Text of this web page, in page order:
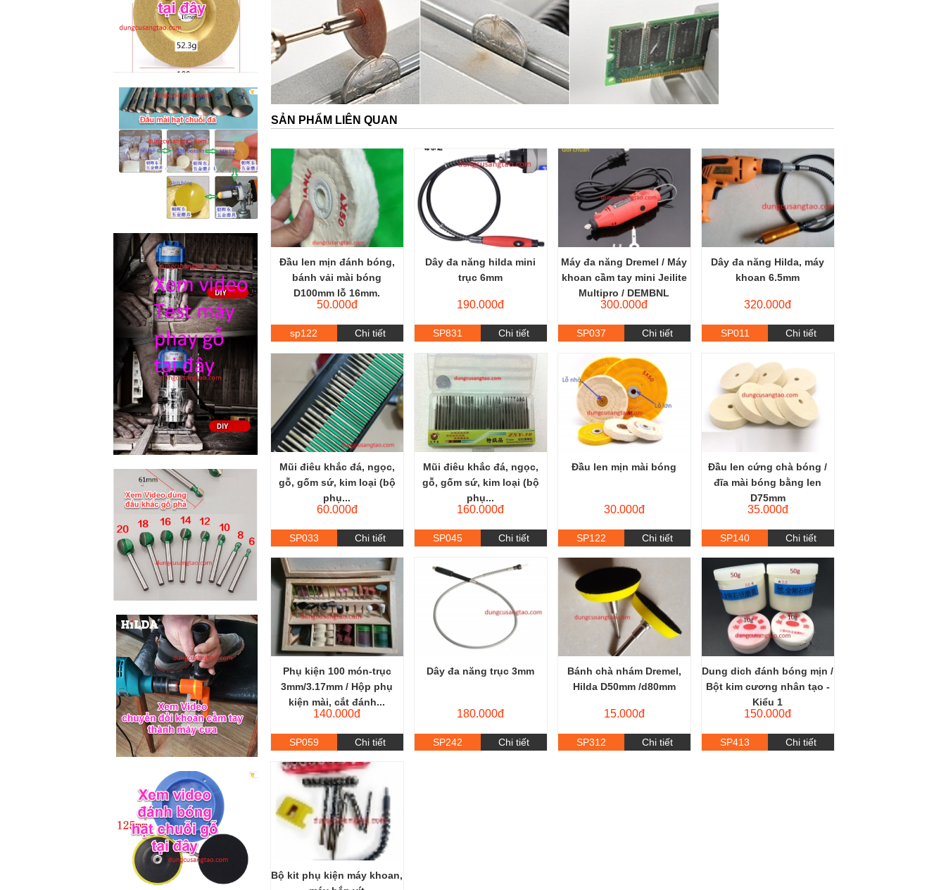
SẢN PHẨM LIÊN QUAN
Đầu len mịn đánh bóng,
bánh vải mài bóng
D100mm lỗ 16mm.
50.000đ
sp122 Chi tiết
Dây đa năng hilda mini
trục 6mm
190.000đ
SP831 Chi tiết
Máy đa năng Dremel / Máy
khoan cầm tay mini Jeilite
Multipro / DEMBNL
300.000đ
SP037 Chi tiết
Dây đa năng Hilda, máy
khoan 6.5mm
320.000đ
SP011 Chi tiết
Mũi điêu khắc đá, ngọc,
gỗ, gốm sứ, kim loại (bộ
phụ...
60.000đ
SP033 Chi tiết
Mũi điêu khắc đá, ngọc,
gỗ, gốm sứ, kim loại (bộ
phụ...
160.000đ
SP045 Chi tiết
Đầu len mịn mài bóng
30.000đ
SP122 Chi tiết
Đầu len cứng chà bóng /
đĩa mài bóng bằng len
D75mm
35.000đ
SP140 Chi tiết
Phụ kiện 100 món-trục
3mm/3.17mm / Hộp phụ
kiện mài, cắt đánh...
140.000đ
SP059 Chi tiết
Dây đa năng trục 3mm
180.000đ
SP242 Chi tiết
Bánh chà nhám Dremel,
Hilda D50mm /d80mm
15.000đ
SP312 Chi tiết
Dung dich đánh bóng mịn /
Bột kim cương nhân tạo -
Kiểu 1
150.000đ
SP413 Chi tiết
Bộ kit phụ kiện máy khoan,